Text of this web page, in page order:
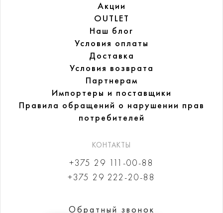
Акции
OUTLET
Наш блог
Условия оплаты
Доставка
Условия возврата
Партнерам
Импортеры и поставщики
Правила обращений о нарушении прав
потребителей
КОНТАКТЫ
+375 29 111-00-88
+375 29 222-20-88
Обратный звонок